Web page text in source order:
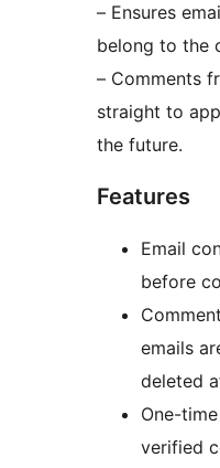
– Ensures
belong to the
– Comments
straight to
the future.
Features
Email
before
emails
deleted
One-
verified